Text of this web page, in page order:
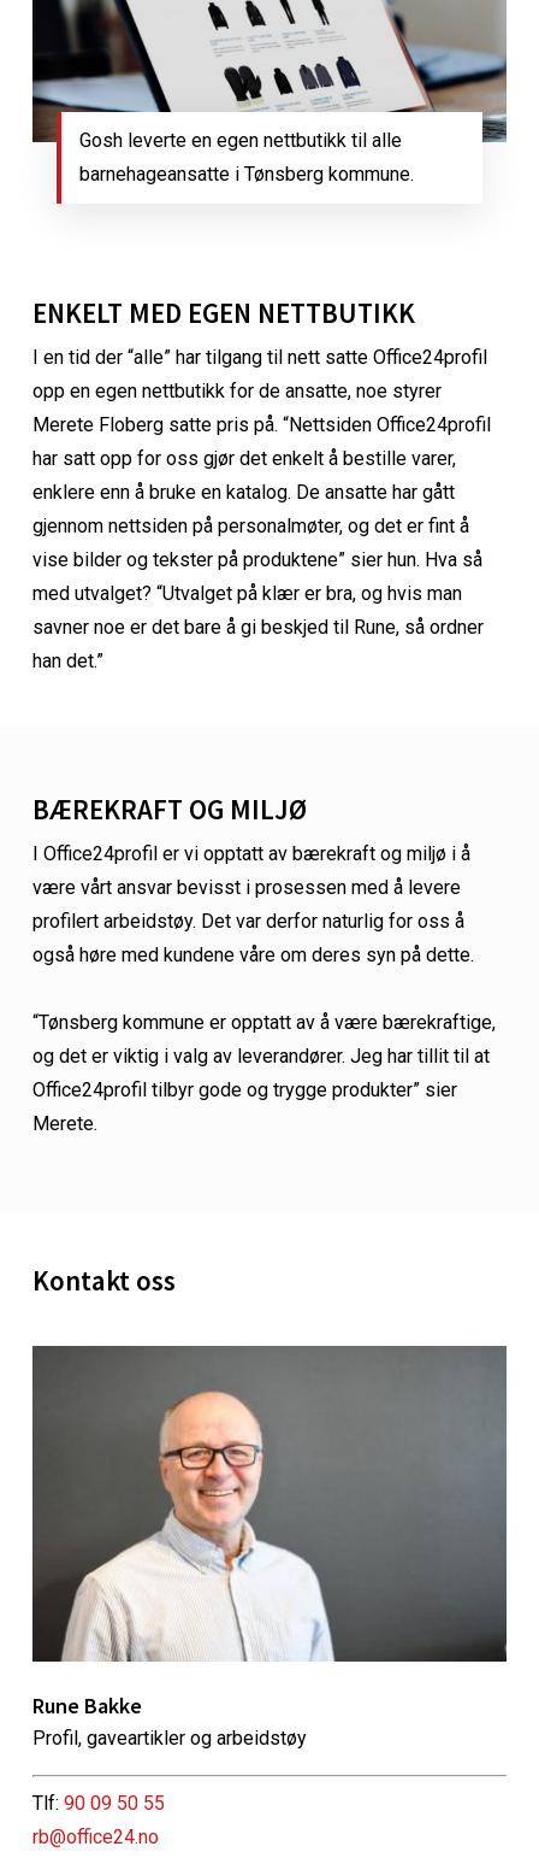
Gosh leverte en egen nettbutikk til alle
barnehageansatte i Tønsberg kommune.
ENKELT MED EGEN NETTBUTIKK
I en tid der “alle” har tilgang til nett satte Office24profil
opp en egen nettbutikk for de ansatte, noe styrer
Merete Floberg satte pris på. “Nettsiden Office24profil
har satt opp for oss gjør det enkelt å bestille varer,
enklere enn å bruke en katalog. De ansatte har gått
gjennom nettsiden på personalmøter, og det er fint å
vise bilder og tekster på produktene” sier hun. Hva så
med utvalget? “Utvalget på klær er bra, og hvis man
savner noe er det bare å gi beskjed til Rune, så ordner
han det.”
BÆREKRAFT OG MILJØ
I Office24profil er vi opptatt av bærekraft og miljø i å
være vårt ansvar bevisst i prosessen med å levere
profilert arbeidstøy. Det var derfor naturlig for oss å
også høre med kundene våre om deres syn på dette.
“Tønsberg kommune er opptatt av å være bærekraftige,
og det er viktig i valg av leverandører. Jeg har tillit til at
Office24profil tilbyr gode og trygge produkter” sier
Merete.
Kontakt oss
Rune Bakke
Profil, gaveartikler og arbeidstøy
Tlf: 90 09 50 55
rb@office24.no